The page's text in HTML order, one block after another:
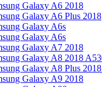
Galaxy A6 2018
Galaxy A6 Plus 2018
Galaxy A6s
Galaxy A6s
Galaxy A7 2018
Galaxy A8 2018
Galaxy A8 Plus
Galaxy A9 2018